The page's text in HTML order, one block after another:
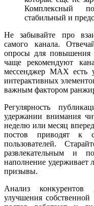
Комплексный
стабильный и
Не забывайте про
самого канала.
опросы для повышения
чаще рекомендуют
мессенджер MAX есть
интерактивных
важным фактором
Регулярность
удержании внимания
неделю или месяц
постов приводят к
пользователей.
развлекательным и
наполнение удерживает
призывы.
Анализ
улучшения